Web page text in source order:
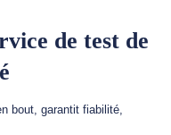
de test de
bout, garantit fiabilité,